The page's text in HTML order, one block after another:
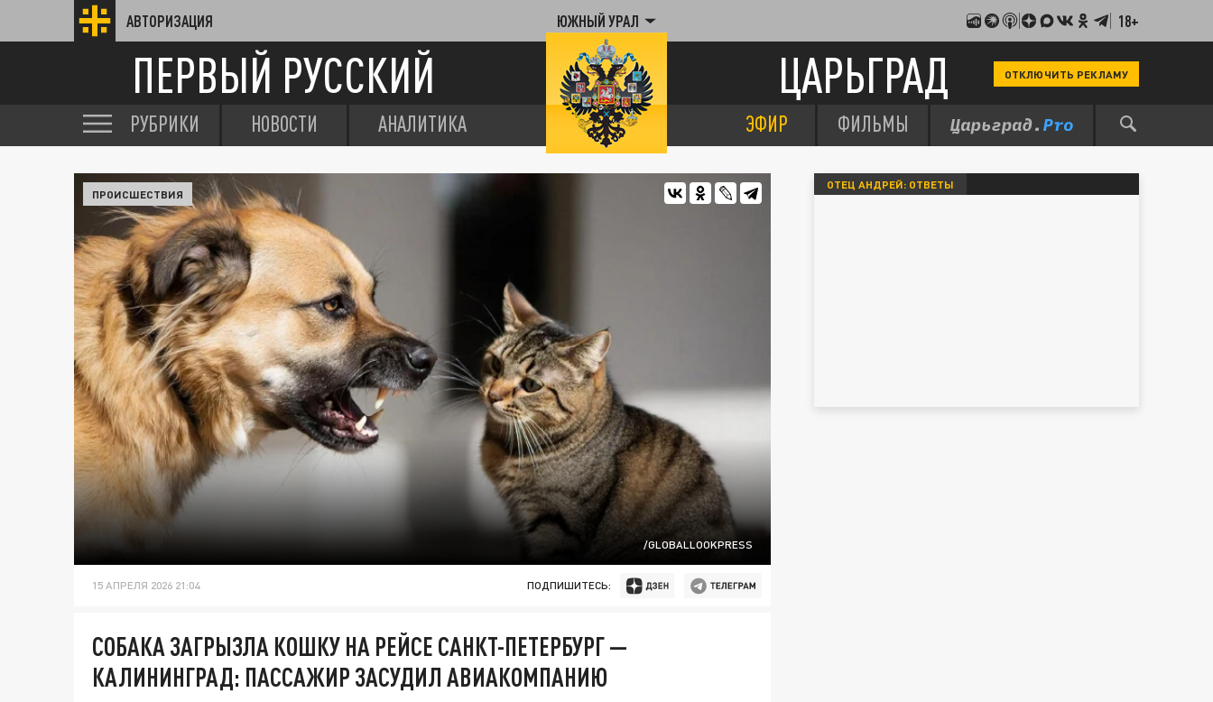
АВТОРИЗАЦИЯ ЮЖНЫЙ УРАЛ 18+
ПЕРВЫЙ РУССКИЙ ЦАРЬГРАД ОТКЛЮЧИТЬ РЕКЛАМУ
РУБРИКИ НОВОСТИ АНАЛИТИКА ЭФИР ФИЛЬМЫ
/GLOBALLOOKPRESS
ПРОИСШЕСТВИЯ
15 АПРЕЛЯ 2026 21:04 ПОДПИШИТЕСЬ:
СОБАКА ЗАГРЫЗЛА КОШКУ НА РЕЙСЕ САНКТ-ПЕТЕРБУРГ —
КАЛИНИНГРАД: ПАССАЖИР ЗАСУДИЛ АВИАКОМПАНИЮ
ОТЕЦ АНДРЕЙ: ОТВЕТЫ